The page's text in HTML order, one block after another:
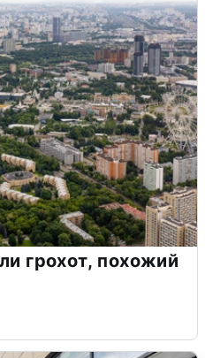
грохот, похожий